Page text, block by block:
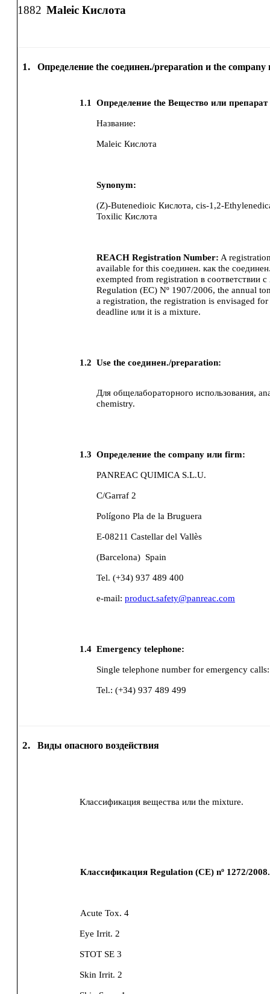
1882 Maleic Кислота
1. Определение the соединен./preparation и the
1.1 Определение the Вещество или препарат
Название:
Maleic Кислота
Synonym:
(Z)-Butenedioic Кислота, cis-1,2-
Toxilic Кислота
REACH Registration Number: A
available for this соединен. как the
exempted from registration в соответствии
Regulation (EC) Nº 1907/2006, the annual
a registration, the registration is envisaged
deadline или it is a mixture.
1.2 Use the соединен./preparation:
Для общелабораторного использования,
chemistry.
1.3 Определение the company или firm:
PANREAC QUIMICA S.L.U.
C/Garraf 2
Polígono Pla de la Bruguera
E-08211 Castellar del Vallès
(Barcelona) Spain
Tel. (+34) 937 489 400
e-mail:product.safety@panreac.com
1.4 Emergency telephone:
Single telephone number for emergency
Tel.: (+34) 937 489 499
2. Виды опасного воздействия
Классификация вещества или the mixture.
Классификация Regulation (CE) nº 1272/2008.
Acute Tox. 4
Eye Irrit. 2
STOT SE 3
Skin Irrit. 2